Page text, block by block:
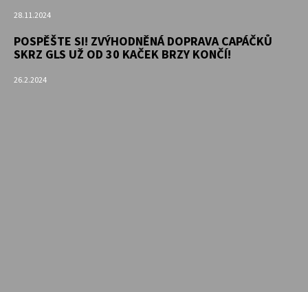
28.11.2024
POSPĚŠTE SI! ZVÝHODNĚNÁ DOPRAVA CAPÁČKŮ
SKRZ GLS UŽ OD 30 KAČEK BRZY KONČÍ!
26.2.2024